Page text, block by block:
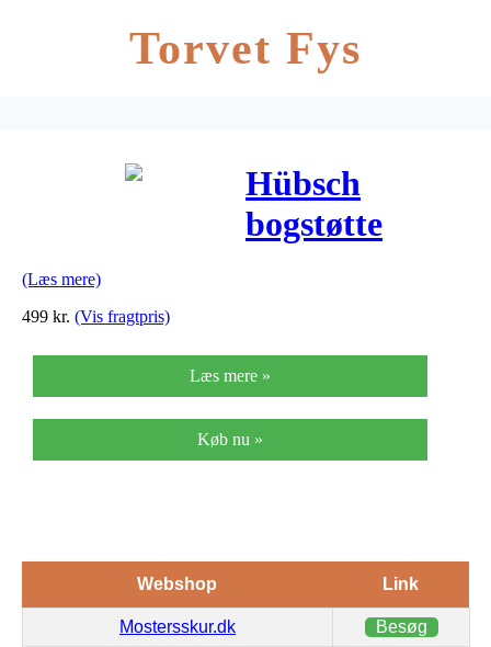
Torvet Fys
Hübsch
bogstøtte
(Læs mere)
499 kr. (Vis fragtpris)
Læs mere »
Køb nu »
Webshop Link
Mostersskur.dk Besøg